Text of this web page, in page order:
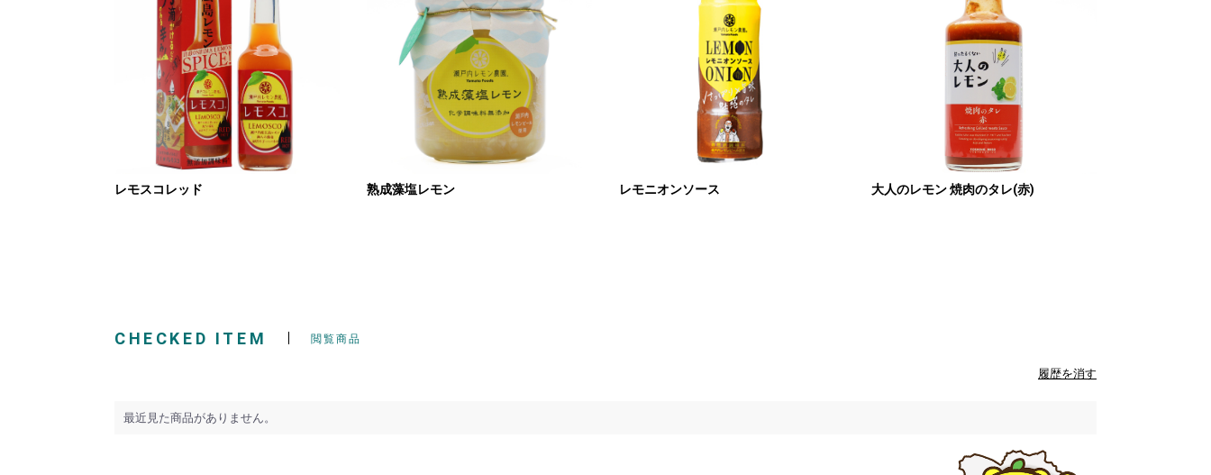
レモスコレッド 熟成藻塩レモン レモニオンソース 大人のレモン 焼肉のタレ(赤)
CHECKED ITEM 閲覧商品
履歴を消す
最近見た商品がありません。